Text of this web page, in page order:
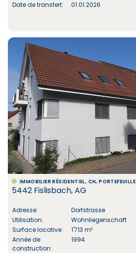
Date de transfert: 01.01.2026
IMMOBILIER RÉSIDENTIEL, CH, PORTEFEUILLE
5442 Fislisbach, AG
Adresse:
Dorfstrasse
Utilisation:
Wohnliegenschaft
Surface locative:
1'713 m²
Année de
construction:
1994